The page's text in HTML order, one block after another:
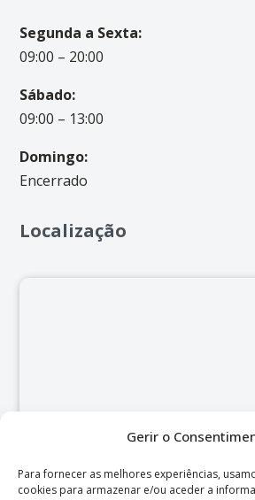
Gerir o
Para fornecer as melhores experiências,
cookies para armazenar e/ou aceder a
Segunda a Sexta:
09:00 – 20:00
Sábado:
09:00 – 13:00
Domingo:
Encerrado
Localização